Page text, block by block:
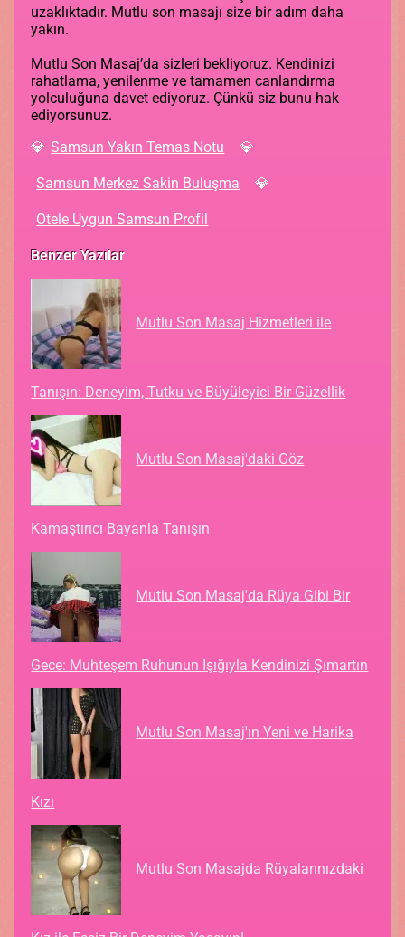
uzaklıktadır. Mutlu son masajı size bir adım daha
yakın.
Mutlu Son Masaj’da sizleri bekliyoruz. Kendinizi
rahatlama, yenilenme ve tamamen canlandırma
yolculuğuna davet ediyoruz. Çünkü siz bunu hak
ediyorsunuz.
Samsun Yakın Temas Notu
Samsun Merkez Sakin Buluşma
Otele Uygun Samsun Profil
Benzer Yazılar
Mutlu Son Masaj Hizmetleri ile
Tanışın: Deneyim, Tutku ve Büyüleyici Bir Güzellik
Mutlu Son Masaj'daki Göz
Kamaştırıcı Bayanla Tanışın
Mutlu Son Masaj'da Rüya Gibi Bir
Gece: Muhteşem Ruhunun Işığıyla Kendinizi Şımartın
Mutlu Son Masaj'ın Yeni ve Harika
Kızı
Mutlu Son Masajda Rüyalarınızdaki